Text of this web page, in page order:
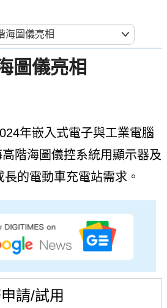
圖儀亮相
年嵌入式電子與工業電腦
階海圖儀控系統用顯示器及
的電動車充電站需求。
請/試用